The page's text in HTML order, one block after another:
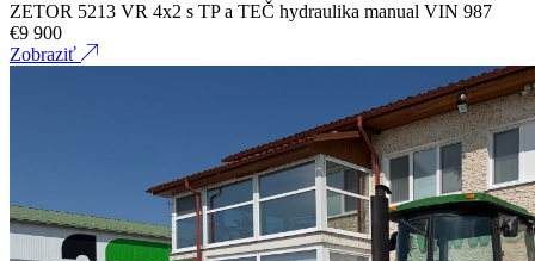
ZETOR 5213 VR 4x2 s TP a TEČ hydraulika manual VIN 987
€9 900
Zobraziť